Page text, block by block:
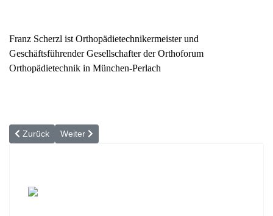
Franz Scherzl ist Orthopädietechnikermeister und
Geschäftsführender Gesellschafter der Orthoforum
Orthopädietechnik in München-Perlach
Vorheriger Beitrag: »Ohne meine Schiene hätte ich nicht so
Zurück Nächster Beitrag: Zweischalen-Orthese: Jedes Modell
Weiter